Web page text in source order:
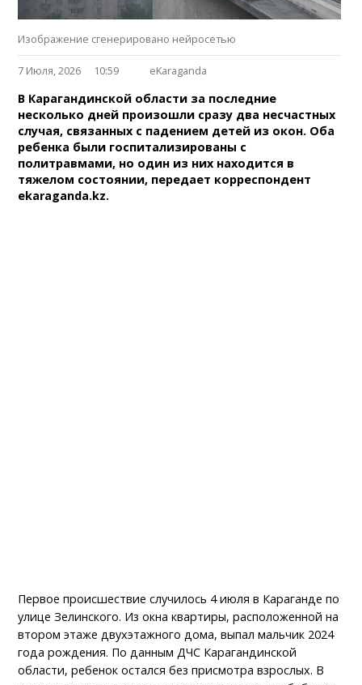
Изображение сгенерировано нейросетью
7 Июля, 2026 10:59 eKaraganda
В Карагандинской области за последние
несколько дней произошли сразу два несчастных
случая, связанных с падением детей из окон. Оба
ребенка были госпитализированы с
политравмами, но один из них находится в
тяжелом состоянии, передает корреспондент
ekaraganda.kz.
Первое происшествие случилось 4 июля в Караганде по
улице Зелинского. Из окна квартиры, расположенной на
втором этаже двухэтажного дома, выпал мальчик 2024
года рождения. По данным ДЧС Карагандинской
области, ребенок остался без присмотра взрослых. В